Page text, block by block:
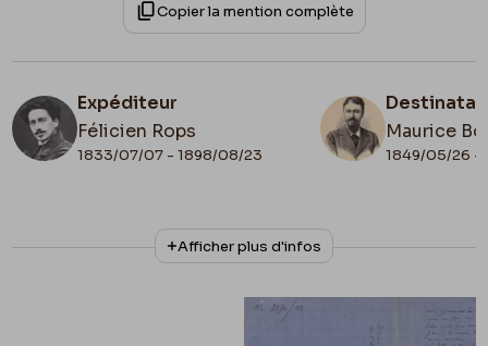
Copier la mention complète
Expéditeur
Félicien Rops
1833/07/07 - 1898/08/23
Maurice
1849/05/26 -
N° d'inventaire
ML/03270/0019
Collationnage
Autographe
Afficher plus d'infos